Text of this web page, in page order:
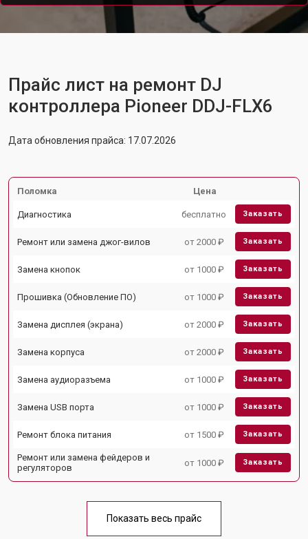
Прайс лист на ремонт DJ
контроллера Pioneer DDJ-FLX6
Дата обновления прайса: 17.07.2026
Поломка Цена
Диагностика бесплатно Заказать
Ремонт или замена джог-вилов от 2000 ₽ Заказать
Замена кнопок от 1000 ₽ Заказать
Прошивка (Обновление ПО) от 1000 ₽ Заказать
Замена дисплея (экрана) от 2000 ₽ Заказать
Замена корпуса от 2000 ₽ Заказать
Замена аудиоразъема от 1000 ₽ Заказать
Замена USB порта от 1000 ₽ Заказать
Ремонт блока питания от 1500 ₽ Заказать
Ремонт или замена фейдеров и
регуляторов
от 1000 ₽ Заказать
Показать весь прайс